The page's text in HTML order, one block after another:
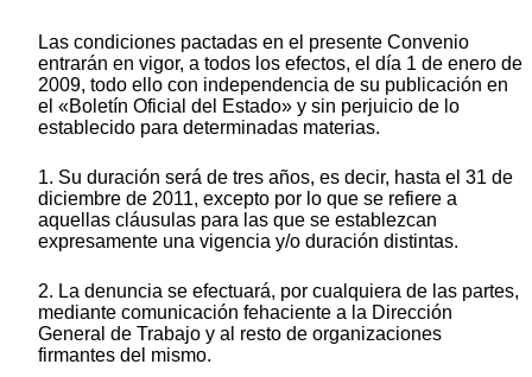
Las condiciones pactadas en el presente Convenio
entrarán en vigor, a todos los efectos, el día 1 de enero de
2009, todo ello con independencia de su publicación en
el «Boletín Oficial del Estado» y sin perjuicio de lo
establecido para determinadas materias.
1. Su duración será de tres años, es decir, hasta el 31 de
diciembre de 2011, excepto por lo que se refiere a
aquellas cláusulas para las que se establezcan
expresamente una vigencia y/o duración distintas.
2. La denuncia se efectuará, por cualquiera de las partes,
mediante comunicación fehaciente a la Dirección
General de Trabajo y al resto de organizaciones
firmantes del mismo.